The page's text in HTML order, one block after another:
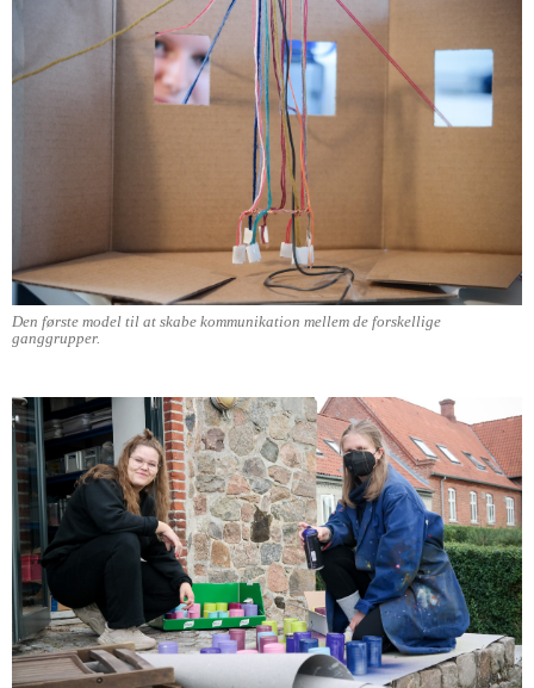
Den første model til at skabe kommunikation mellem de forskellige
ganggrupper.